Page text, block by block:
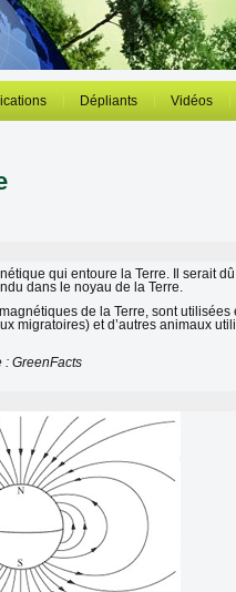
Dépliants Vidéos
qui entoure la Terre. Il serait
dans le noyau de la Terre.
de la Terre, sont
migratoires) et d’autres animaux
: GreenFacts